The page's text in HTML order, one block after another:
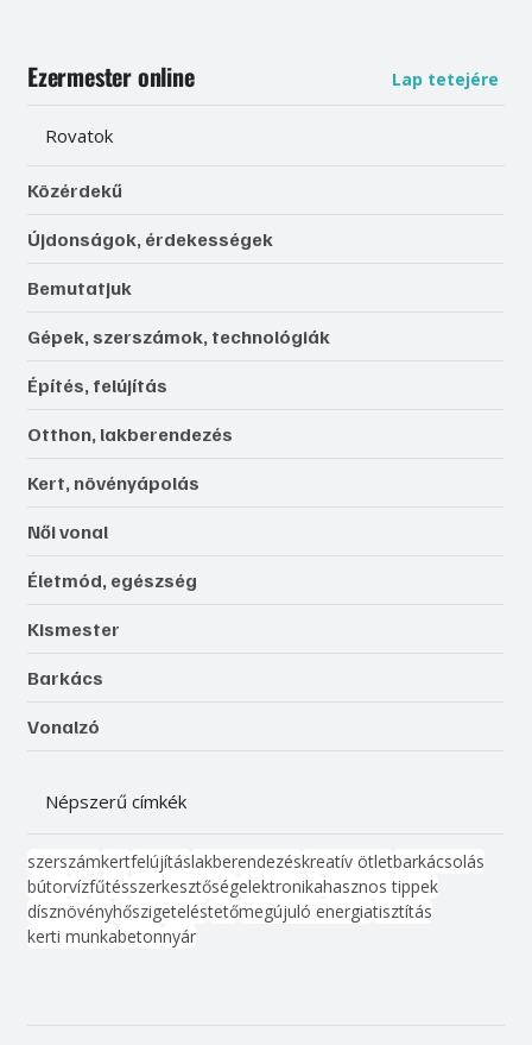
Ezermester online Lap tetejére
Rovatok
Közérdekű
Újdonságok, érdekességek
Bemutatjuk
Gépek, szerszámok, technológiák
Építés, felújítás
Otthon, lakberendezés
Kert, növényápolás
Női vonal
Életmód, egészség
Kismester
Barkács
Vonalzó
Népszerű címkék
szerszámkertfelújításlakberendezéskreatív ötletbarkácsolás
bútorvízfűtésszerkesztőségelektronikahasznos tippek
dísznövényhőszigeteléstetőmegújuló energiatisztítás
kerti munkabetonnyár